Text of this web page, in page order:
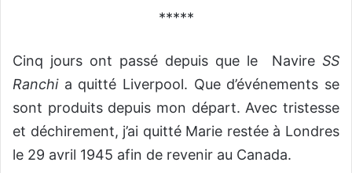
*****
Cinq jours ont passé depuis que le Navire SS
Ranchia quitté Liverpool. Que d’événements se
sont produits depuis mon départ. Avec tristesse
et déchirement, j’ai quitté Marie restée à Londres
le 29 avril 1945 afin de revenir au Canada.